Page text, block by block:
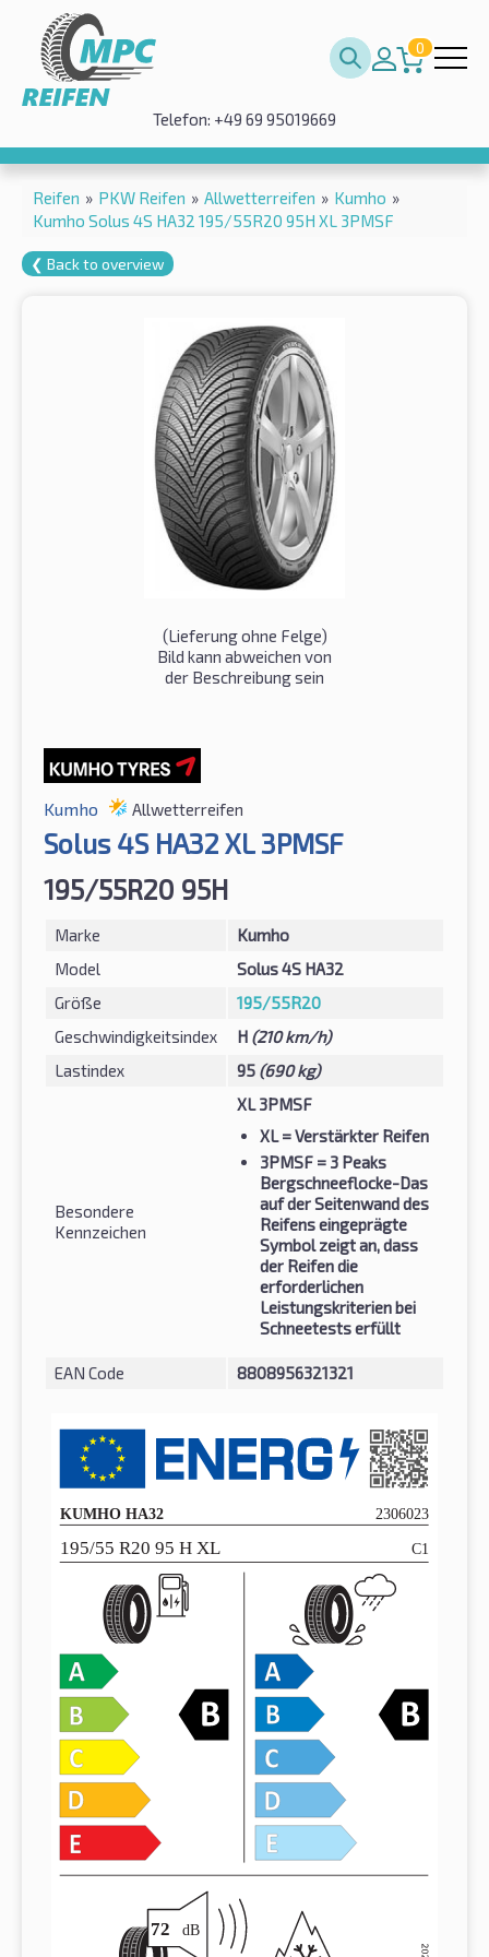
0
Telefon: +49 69 95019669
Reifen » PKW Reifen » Allwetterreifen » Kumho »
Kumho Solus 4S HA32 195/55R20 95H XL 3PMSF
❮ Back to overview
(Lieferung ohne Felge)
Bild kann abweichen von
der Beschreibung sein
Kumho Allwetterreifen
Solus 4S HA32 XL 3PMSF
195/55R20 95H
Marke
Kumho
Model
Solus 4S HA32
Größe
195/55R20
Geschwindigkeitsindex
H (210 km/h)
Lastindex
95 (690 kg)
Besondere
Kennzeichen
XL 3PMSF
XL= Verstärkter Reifen
3PMSF = 3 Peaks
Bergschneeflocke-Das
auf der Seitenwand des
Reifens eingeprägte
Symbol zeigt an, dass
der Reifen die
erforderlichen
Leistungskriterien bei
Schneetests erfüllt
EAN Code 8808956321321